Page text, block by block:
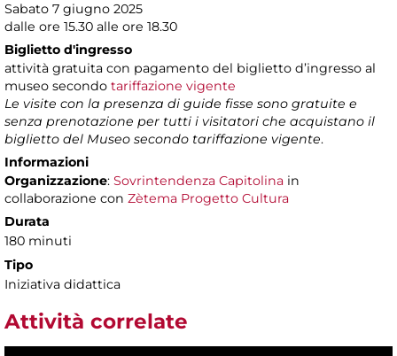
Sabato 7 giugno 2025
dalle ore 15.30 alle ore 18.30
Biglietto d'ingresso
attività gratuita con pagamento del biglietto d’ingresso al
museo secondo tariffazione vigente
Le visite con la presenza di guide fisse sono gratuite e
senza prenotazione per tutti i visitatori che acquistano il
biglietto del Museo secondo tariffazione vigente.
Informazioni
Organizzazione: Sovrintendenza Capitolina in
collaborazione con Zètema Progetto Cultura
Durata
180 minuti
Tipo
Iniziativa didattica
Attività correlate